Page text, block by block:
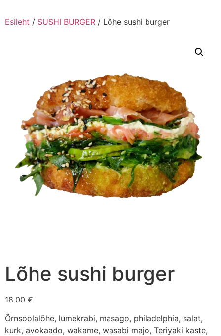
Esileht / SUSHI BURGER / Lõhe sushi burger
Lõhe sushi burger
18.00 €
Õrnsoolalõhe, lumekrabi, masago, philadelphia, salat,
kurk, avokaado, wakame, wasabi majo, Teriyaki kaste,